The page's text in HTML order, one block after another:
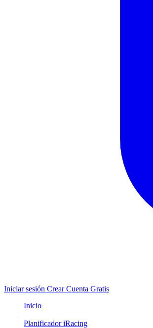
Iniciar sesión Crear Cuenta Gratis
Inicio
Planificador iRacing